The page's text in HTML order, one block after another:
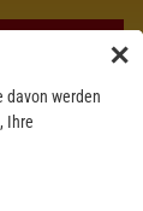
✕
davon werden
Ihre